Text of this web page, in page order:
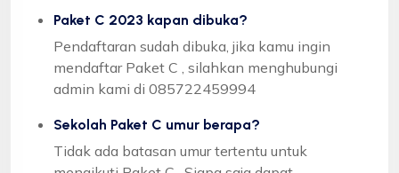
Paket C 2023 kapan dibuka?
Pendaftaran sudah dibuka, jika kamu ingin
mendaftar Paket C , silahkan menghubungi
admin kami di 085722459994
Sekolah Paket C umur berapa?
Tidak ada batasan umur tertentu untuk